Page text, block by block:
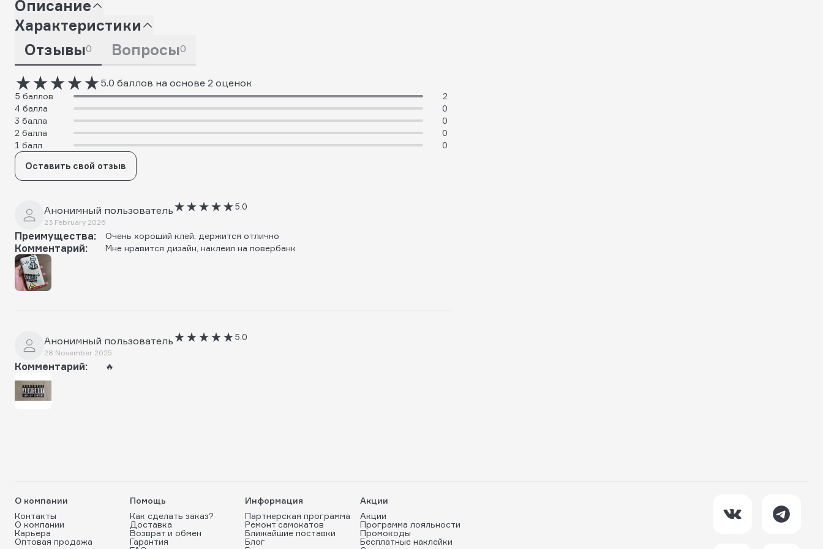
Описание
Характеристики
Отзывы0 Вопросы0
5.0 баллов на основе 2 оценок
5 баллов
2
4 балла
0
3 балла
0
2 балла
0
1 балл
0
Оставить свой отзыв
Анонимный пользователь
23 February 2026
5.0
Преимущества: Очень хороший клей, держится отлично
Комментарий: Мне нравится дизайн, наклеил на повербанк
Анонимный пользователь
28 November 2025
5.0
Комментарий: 🔥
О компании
Контакты
О компании
Карьера
Оптовая продажа
Помощь
Как сделать заказ?
Доставка
Возврат и обмен
Гарантия
Информация
Партнерская программа
Ремонт самокатов
Ближайшие поставки
Блог
Акции
Акции
Программа лояльности
Промокоды
Бесплатные наклейки